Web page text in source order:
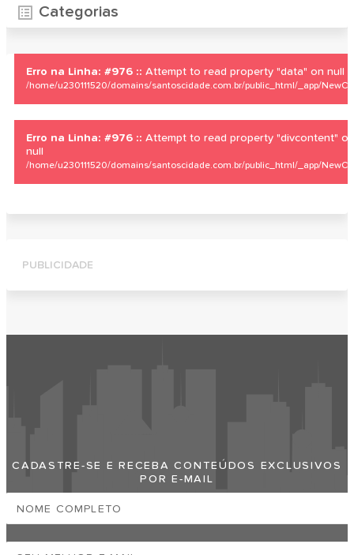
Categorias
Erro na Linha: #976 :: Attempt to read property "data" on null
/home/u230111520/domains/santoscidade.com.br/public_html/_app/
Erro na Linha: #976 :: Attempt to read property "divcontent" on
null
/home/u230111520/domains/santoscidade.com.br/public_html/_app/
PUBLICIDADE
CADASTRE-SE E RECEBA CONTEÚDOS EXCLUSIVOS
POR E-MAIL